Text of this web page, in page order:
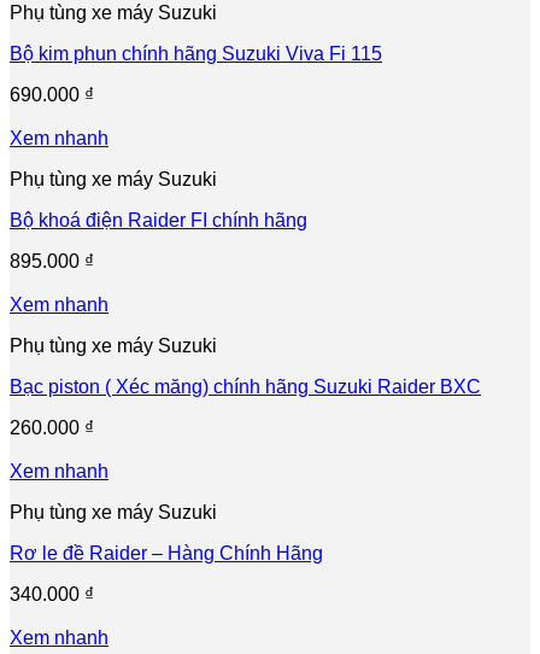
Phụ tùng xe máy Suzuki
Bộ kim phun chính hãng Suzuki Viva Fi 115
690.000 ₫
Xem nhanh
Phụ tùng xe máy Suzuki
Bộ khoá điện Raider FI chính hãng
895.000 ₫
Xem nhanh
Phụ tùng xe máy Suzuki
Bạc piston ( Xéc măng) chính hãng Suzuki Raider BXC
260.000 ₫
Xem nhanh
Phụ tùng xe máy Suzuki
Rơ le đề Raider – Hàng Chính Hãng
340.000 ₫
Xem nhanh